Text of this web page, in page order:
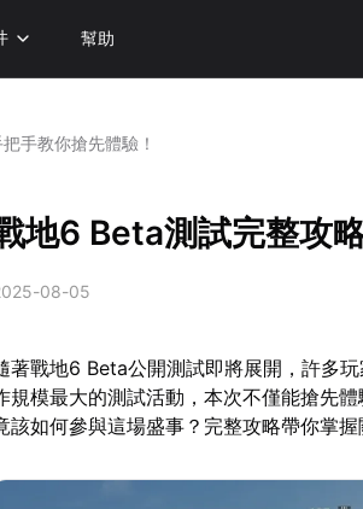
幫助
手教你搶先體驗！
地6 Beta測試完整攻
08-05
著戰地6 Beta公開測試即將展開，許多
規模最大的測試活動，本次不僅能搶先
該如何參與這場盛事？完整攻略帶你掌握